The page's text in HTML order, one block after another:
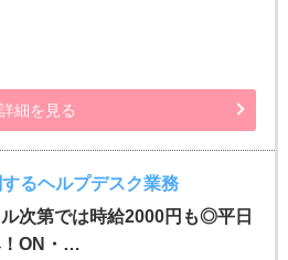
詳細を見る
るヘルプデスク業務
次第では時給2000円も◎平日
ON・…